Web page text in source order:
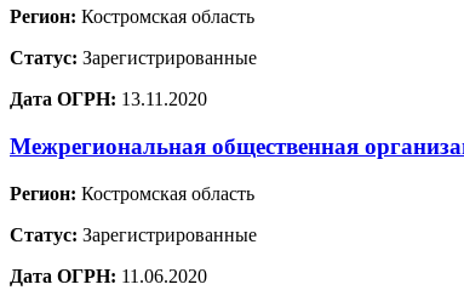
Регион: Костромская область
Статус: Зарегистрированные
Дата ОГРН: 13.11.2020
Межрегиональная общественная
Регион: Костромская область
Статус: Зарегистрированные
Дата ОГРН: 11.06.2020